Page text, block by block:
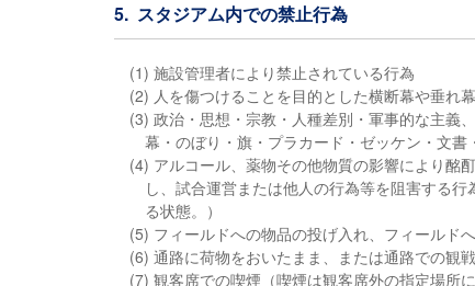
5. スタジアム内での禁止行為
(1) 施設管理者により禁止されている行為
(2) 人を傷つけることを目的とした横断幕や垂れ
(3) 政治・思想・宗教・人種差別・軍事的な主義
幕・のぼり・旗・プラカード・ゼッケン・文
(4) アルコール、薬物その他物質の影響により酩
し、試合運営または他人の行為等を阻害する
る状態。）
(5) フィールドへの物品の投げ入れ、フィールド
(6) 通路に荷物をおいたまま、または通路での観
(7) 観客席での喫煙（喫煙は観客席外の指定場所